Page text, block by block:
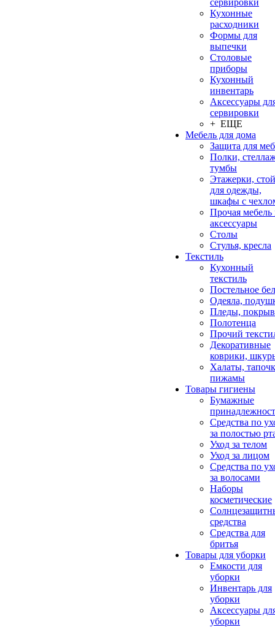
сервировки
Кухонные
расходники
Формы для
выпечки
Столовые
приборы
Кухонный
инвентарь
Аксессуары
сервировки
+ ЕЩЕ
Мебель для дома
Защита для
Полки,
тумбы
Этажерки,
для одежды,
шкафы с
Прочая мебель
аксессуары
Столы
Стулья, кресла
Текстиль
Кухонный
текстиль
Постельное
Одеяла,
Пледы,
Полотенца
Прочий
Декоративные
коврики,
Халаты,
пижамы
Товары гигиены
Бумажные
Средства по
за полостью
Уход за телом
Уход за лицом
Средства по
за волосами
Наборы
косметические
средства
Средства для
бритья
Товары для уборки
Емкости для
уборки
Инвентарь для
уборки
Аксессуары
уборки